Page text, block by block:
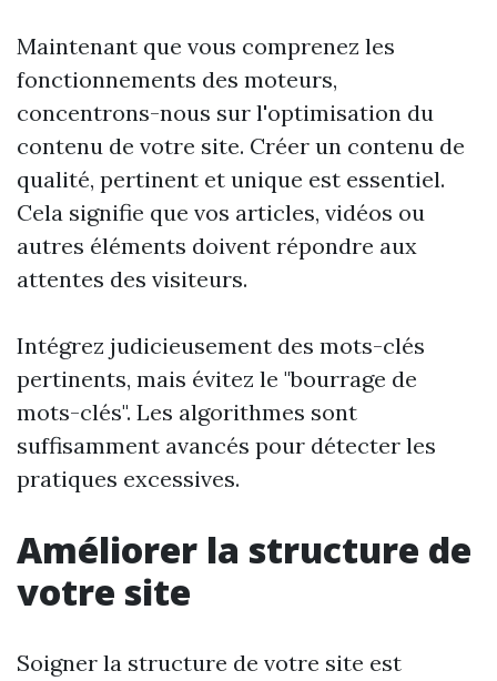
Maintenant que vous comprenez les
fonctionnements des moteurs,
concentrons-nous sur l'optimisation du
contenu de votre site. Créer un contenu de
qualité, pertinent et unique est essentiel.
Cela signifie que vos articles, vidéos ou
autres éléments doivent répondre aux
attentes des visiteurs.
Intégrez judicieusement des mots-clés
pertinents, mais évitez le "bourrage de
mots-clés". Les algorithmes sont
suffisamment avancés pour détecter les
pratiques excessives.
Améliorer la structure de
votre site
Soigner la structure de votre site est